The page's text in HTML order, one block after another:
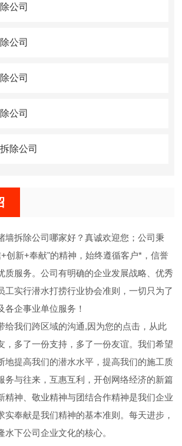
公司
公司
公司
公司
除公司
墙拆除公司哪家好？真诚欢迎您；公司秉
创新+奉献"的精神，始终遵循客户*，信誉
质服务。公司有明确的企业发展战略、优秀
工实行潜水打捞行业协会准则，一切只为了
各企事业单位服务！
给我们跨区域的沟通,因为您的点击，从此
，多了一份支持，多了一份友谊。我们希望
地提高我们的潜水水平，提高我们的施工质
务与往来，互惠互利，开创网络经济的新篇
精神、敬业精神与团结合作精神是我们企业
实奉献是我们精神的基本准则。每天进步，
水下公司企业文化的核心。